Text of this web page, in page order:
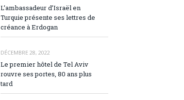
L’ambassadeur d’Israël en
Turquie présente ses lettres de
créance à Erdogan
DÉCEMBRE 28, 2022
Le premier hôtel de Tel Aviv
rouvre ses portes, 80 ans plus
tard